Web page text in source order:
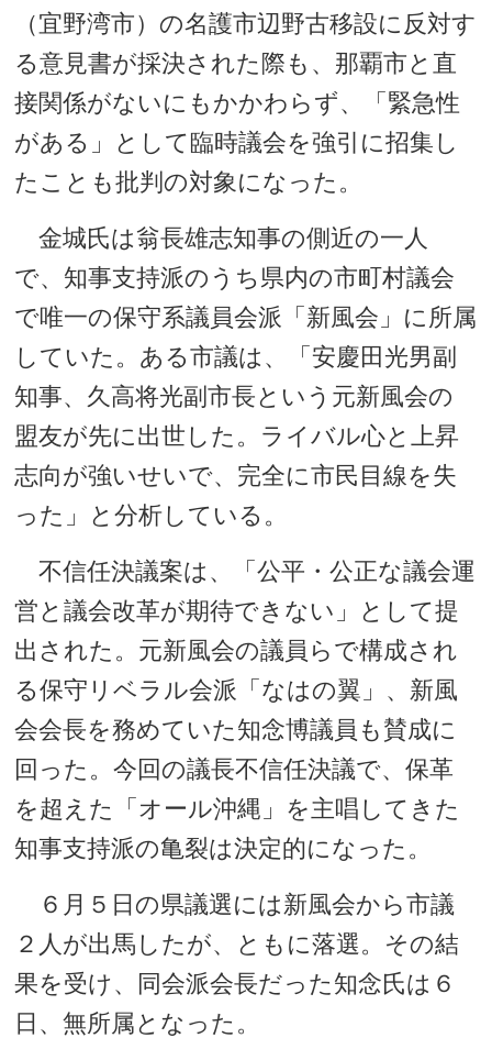
（宜野湾市）の名護市辺野古移設に反対す
る意見書が採決された際も、那覇市と直
接関係がないにもかかわらず、「緊急性
がある」として臨時議会を強引に招集し
たことも批判の対象になった。
金城氏は翁長雄志知事の側近の一人
で、知事支持派のうち県内の市町村議会
で唯一の保守系議員会派「新風会」に所属
していた。ある市議は、「安慶田光男副
知事、久高将光副市長という元新風会の
盟友が先に出世した。ライバル心と上昇
志向が強いせいで、完全に市民目線を失
った」と分析している。
不信任決議案は、「公平・公正な議会運
営と議会改革が期待できない」として提
出された。元新風会の議員らで構成され
る保守リベラル会派「なはの翼」、新風
会会長を務めていた知念博議員も賛成に
回った。今回の議長不信任決議で、保革
を超えた「オール沖縄」を主唱してきた
知事支持派の亀裂は決定的になった。
６月５日の県議選には新風会から市議
２人が出馬したが、ともに落選。その結
果を受け、同会派会長だった知念氏は６
日、無所属となった。